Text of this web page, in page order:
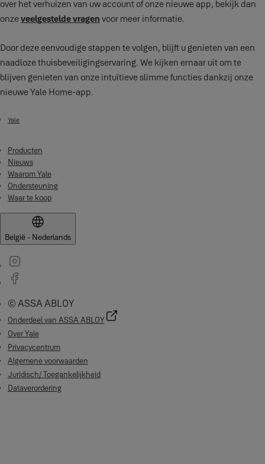
over het verhuizen van uw account of onze nieuwe app, bekijk dan
onzeveelgestelde vragen voor meer informatie.
Door deze eenvoudige stappen te volgen, blijft u genieten van een
naadloze thuisbeveiligingservaring. We kijken ernaar uit om te
blijven genieten van onze intuïtieve slimme functies dankzij onze
nieuwe Yale Home-app.
Yale
Producten
Nieuws
Waarom Yale
Ondersteuning
Waar te koop
België - Nederlands
© ASSA ABLOY
Onderdeel van ASSA ABLOY
Over Yale
Privacycentrum
Algemene voorwaarden
Juridisch/ Toegankelijkheid
Dataverordering